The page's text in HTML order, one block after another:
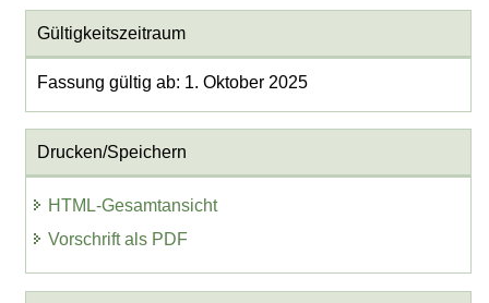
Gültigkeitszeitraum
Fassung gültig ab: 1. Oktober 2025
Drucken/Speichern
HTML-Gesamtansicht
Vorschrift als PDF